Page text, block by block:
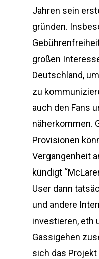
Jahren sein
gründen.
großen
Deutschland,
zu
auch den Fans
näherkommen.
Provisionen
Vergangenheit
kündigt
User dann
und andere
investieren, eth
Gassigehen
sich das